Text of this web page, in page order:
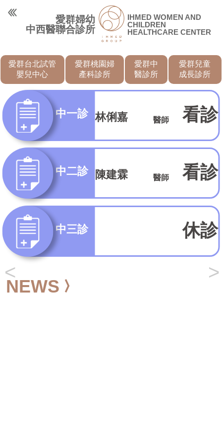
愛群婦幼
中西醫聯合診所
IHMED WOMEN AND
CHILDREN
HEALTHCARE CENTER
愛群台北試管
嬰兒中心
愛群桃園婦
產科診所
愛群中
醫診所
愛群兒童
成長診所
中一診 林俐嘉 醫師 看診
中二診 陳建霖 醫師 看診
中三診 休診
Previous
NEWS